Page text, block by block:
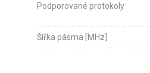
Podporované protokoly
Šířka pásma [MHz]